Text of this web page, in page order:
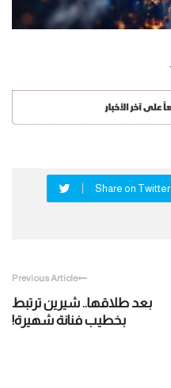
Share on Twitter
Previous Article
بعد طلاقها.. شيرين ترتبط
بخطيب فنانة شهيرة!